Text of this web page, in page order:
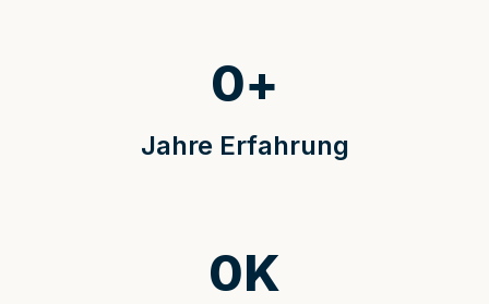
Jahre Erfahrung
0+
0K